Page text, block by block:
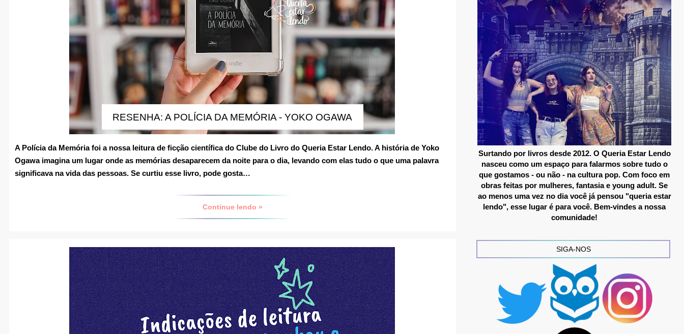
RESENHA: A POLÍCIA DA MEMÓRIA - YOKO OGAWA
A Polícia da Memóriafoi a nossa leitura de ficção científica do Clube do Livro do Queria Estar Lendo. A história de Yoko
Ogawa imagina um lugar onde as memórias desaparecem da noite para o dia, levando com elas tudo o que uma palavra
significava na vida das pessoas. Se curtiu esse livro, pode gosta…
Continue lendo »
Surtando por livros desde 2012. O Queria Estar Lendo
nasceu como um espaço para falarmos sobre tudo o
que gostamos - ou não - na cultura pop. Com foco em
obras feitas por mulheres, fantasia e young adult. Se
ao menos uma vez no dia você já pensou "queria estar
lendo", esse lugar é para você. Bem-vindes a nossa
comunidade!
SIGA-NOS